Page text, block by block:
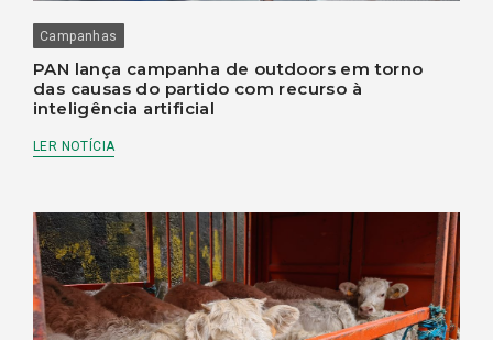
Campanhas
PAN lança campanha de outdoors em torno
das causas do partido com recurso à
inteligência artificial
LER NOTÍCIA